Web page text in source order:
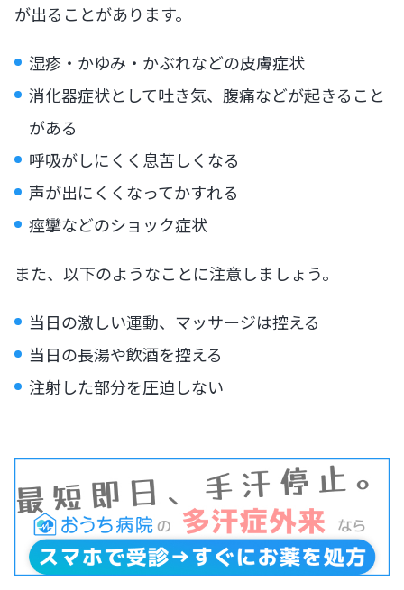
が出ることがあります。
湿疹・かゆみ・かぶれなどの皮膚症状
消化器症状として吐き気、腹痛などが起きること
がある
呼吸がしにくく息苦しくなる
声が出にくくなってかすれる
痙攣などのショック症状
また、以下のようなことに注意しましょう。
当日の激しい運動、マッサージは控える
当日の長湯や飲酒を控える
注射した部分を圧迫しない